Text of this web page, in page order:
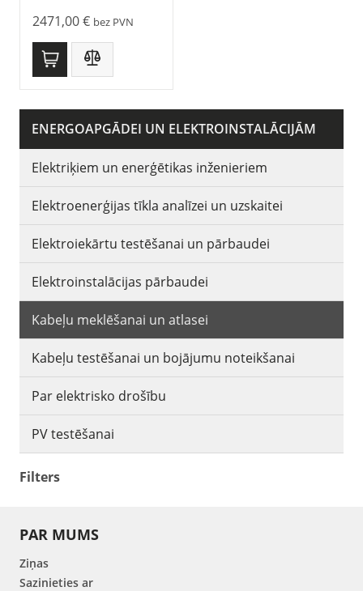
ENERGOAPGĀDEI UN ELEKTROINSTALĀCIJĀM
Elektriķiem un enerģētikas inženieriem
Elektroenerģijas tīkla analīzei un uzskaitei
Elektroiekārtu testēšanai un pārbaudei
Elektroinstalācijas pārbaudei
Kabeļu meklēšanai un atlasei
Kabeļu testēšanai un bojājumu noteikšanai
Par elektrisko drošību
PV testēšanai
Filters
2471,00€ bez PVN
PAR MUMS
Ziņas
Sazinieties ar